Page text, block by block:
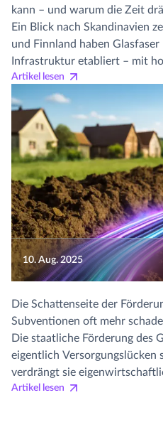
kann – und warum die Zeit
Ein Blick nach Skandinavien
und Finnland haben
Infrastruktur etabliert – mit
Netzen und digitaler
hingegen kämpft noch mit
und strukturellen Hürden.
politischen, wirtschaftlichen
Nordics erfolgreich machen
Deutschland jetzt gehen
aufzuholen.
Artikel lesen
10. Aug. 2025
Die Schattenseite der
Subventionen oft mehr
Die staatliche Förderung des
eigentlich Versorgungslücken
verdrängt sie
den Markt. Anstatt gezielt
Artikel lesen